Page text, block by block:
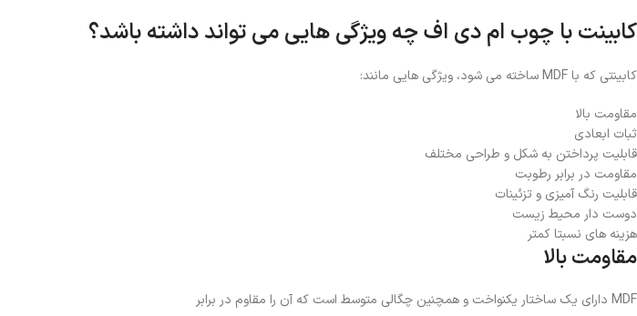
کابینت با چوب ام دی اف چه ویژگی هایی می تواند داشته باشد؟
کابینتی که با MDF ساخته می شود، ویژگی هایی مانند:
مقاومت بالا
ثبات ابعادی
قابلیت پرداختن به شکل و طراحی مختلف
مقاومت در برابر رطوبت
قابلیت رنگ آمیزی و تزئینات
دوست دار محیط زیست
هزینه های نسبتا کمتر
مقاومت بالا
MDF دارای یک ساختار یکنواخت و همچنین چگالی متوسط است که آن را مقاوم در برابر